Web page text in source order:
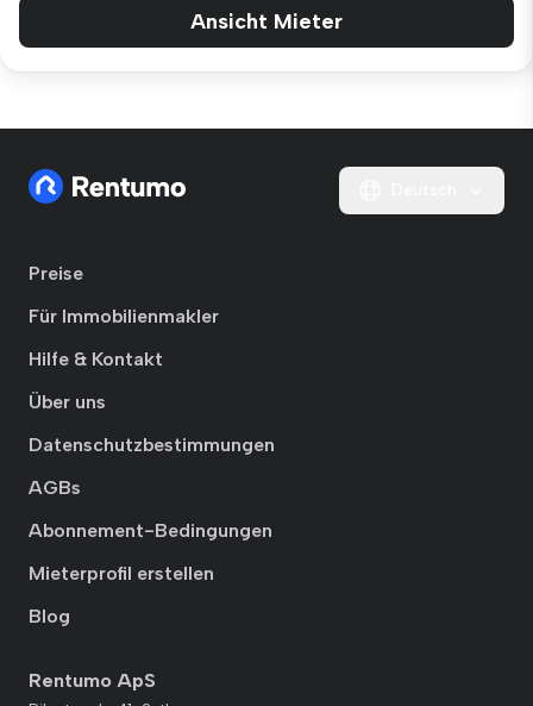
Ansicht Mieter
Preise
Für Immobilienmakler
Hilfe & Kontakt
Über uns
Datenschutzbestimmungen
AGBs
Abonnement-Bedingungen
Mieterprofil erstellen
Blog
Rentumo ApS